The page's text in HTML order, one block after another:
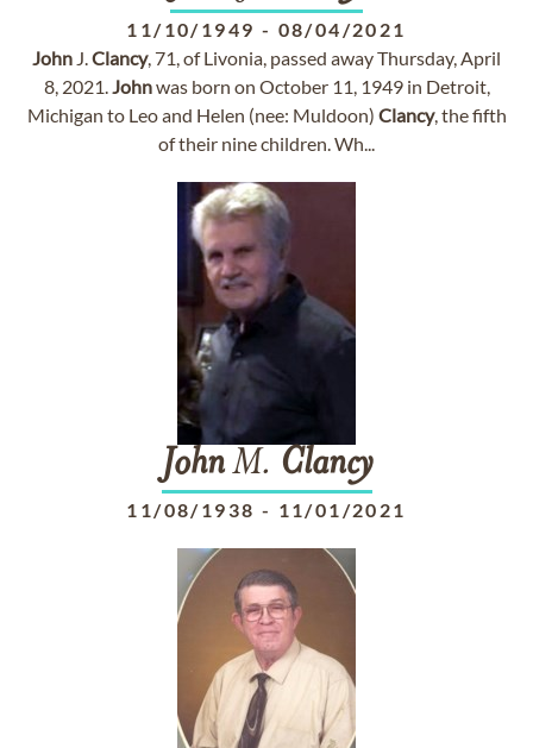
11/10/1949 - 08/04/2021
John J.Clancy, 71, of Livonia, passed away Thursday, April
8, 2021.Johnwas born on October 11, 1949 in Detroit,
Michigan to Leo and Helen (nee: Muldoon) Clancy, the fifth
of their nine children. Wh...
JohnM. Clancy
11/08/1938 - 11/01/2021